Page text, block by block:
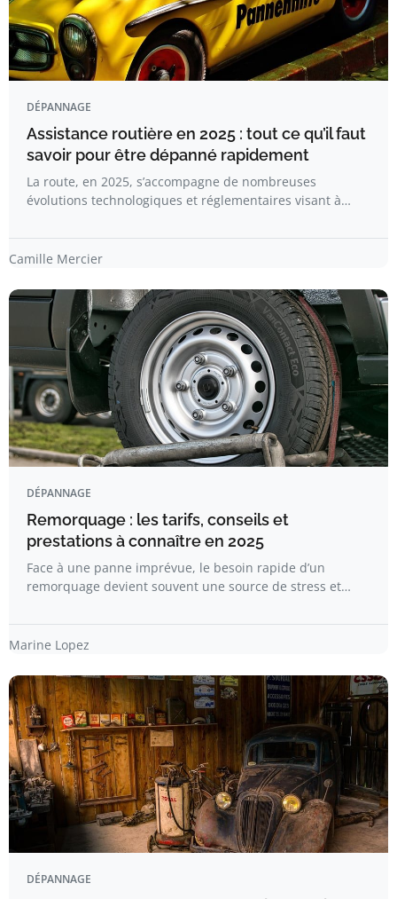
DÉPANNAGE
Assistance routière en 2025 : tout ce qu’il faut
savoir pour être dépanné rapidement
La route, en 2025, s’accompagne de nombreuses
évolutions technologiques et réglementaires visant à…
Camille Mercier
DÉPANNAGE
Remorquage : les tarifs, conseils et
prestations à connaître en 2025
Face à une panne imprévue, le besoin rapide d’un
remorquage devient souvent une source de stress et…
Marine Lopez
DÉPANNAGE